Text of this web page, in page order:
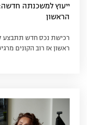
ייעוץ למשכנתה
הראשון‏
רכישת נכס חדש תתבצע
ראשון אז רוב הקונים